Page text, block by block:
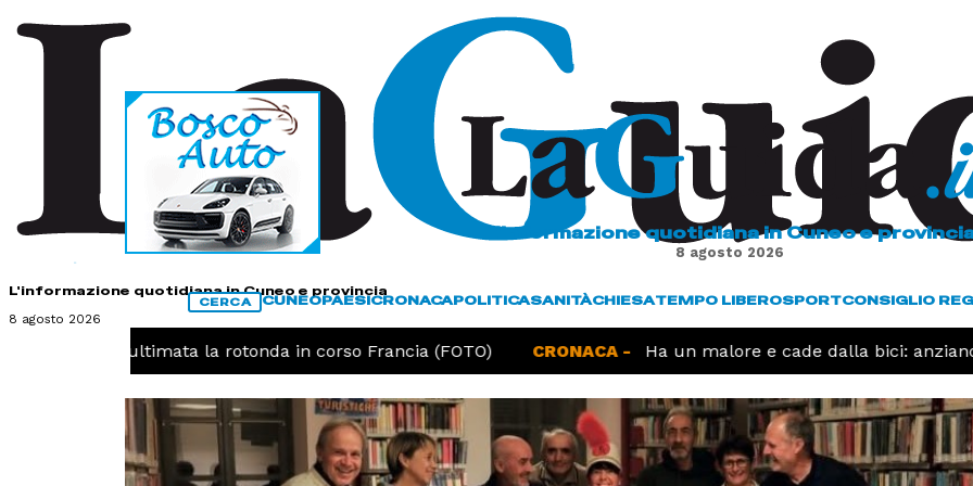
L'informazione quotidiana in Cuneo e provincia
8 agosto 2026
L'informazione quotidiana in Cuneo e
8 agosto 2026
CERCA CUNEOPAESICRONACAPOLITICASANITÀCHIESATEMPO LIBEROSPORTCONSIGLIO
Cuneo, ultimata la rotonda in corso Francia (FOTO) CRONACA - Ha un malore e cade dalla bici: anziano